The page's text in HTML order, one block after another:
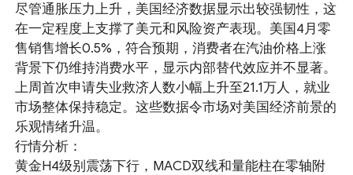
尽管通胀压力上升，美国经济数据显示出较强韧性，这
在一定程度上支撑了美元和风险资产表现。美国4月零
售销售增长0.5%，符合预期，消费者在汽油价格上涨
背景下仍维持消费水平，显示内部替代效应并不显著。
上周首次申请失业救济人数小幅上升至21.1万人，就业
市场整体保持稳定。这些数据令市场对美国经济前景的
乐观情绪升温。
行情分析：
黄金H4级别震荡下行，MACD双线和量能柱在零轴附